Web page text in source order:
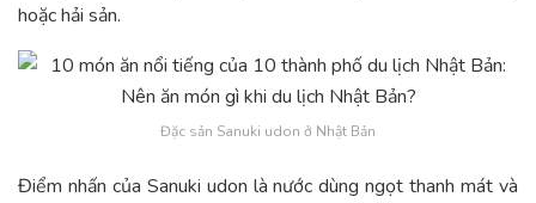
hoặc hải sản.
Đặc sản Sanuki udon ở Nhật Bản
Điểm nhấn của Sanuki udon là nước dùng ngọt thanh mát và